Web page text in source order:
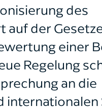
des
auf der
einer
Regelung
an die
internationalen